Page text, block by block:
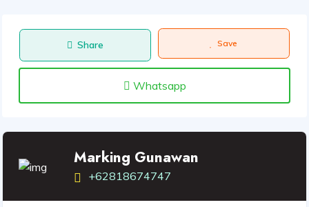
Share Save
Whatsapp
Marking Gunawan
+62818674747